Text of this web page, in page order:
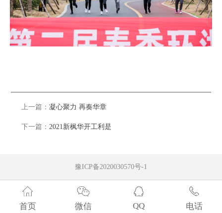
上一篇： 凝心聚力 再奏华章
下一篇： 2021新枫华开工利是
豫ICP备2020030570号-1
首页 微信 QQ 电话